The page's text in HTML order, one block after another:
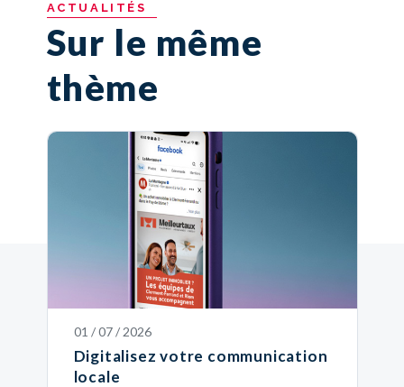
ACTUALITÉS
Sur le même
thème
01 / 07 / 2026
Digitalisez votre communication
locale